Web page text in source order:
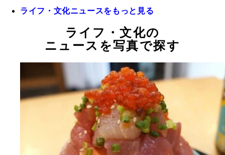
ライフ・文化ニュースをもっと見る
ライフ・文化の
ニュースを写真で探す